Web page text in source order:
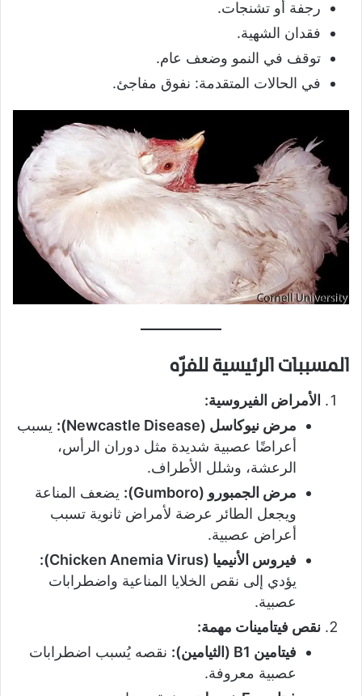
رجفة أو تشنجات.
فقدان الشهية.
توقف في النمو وضعف عام.
في الحالات المتقدمة: نفوق مفاجئ.
المسببات الرئيسية للفرّه
الأمراض الفيروسية:
مرض نيوكاسل (Newcastle Disease):
يسبب
أعراضًا عصبية شديدة مثل دوران الرأس،
الرعشة، وشلل الأطراف.
مرض الجمبورو (Gumboro):
يضعف المناعة
ويجعل الطائر عرضة لأمراض ثانوية تسبب
أعراض عصبية.
فيروس الأنيميا (Chicken Anemia Virus):
يؤدي إلى نقص الخلايا المناعية واضطرابات
عصبية.
نقص فيتامينات مهمة:
فيتامين B1 (الثيامين):
نقصه يُسبب اضطرابات
عصبية معروفة.